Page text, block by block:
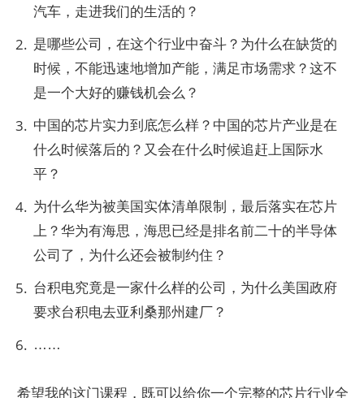
汽车，走进我们的生活的？
是哪些公司，在这个行业中奋斗？为什么在缺货的
时候，不能迅速地增加产能，满足市场需求？这不
是一个大好的赚钱机会么？
中国的芯片实力到底怎么样？中国的芯片产业是在
什么时候落后的？又会在什么时候追赶上国际水
平？
为什么华为被美国实体清单限制，最后落实在芯片
上？华为有海思，海思已经是排名前二十的半导体
公司了，为什么还会被制约住？
台积电究竟是一家什么样的公司，为什么美国政府
要求台积电去亚利桑那州建厂？
……
希望我的这门课程，既可以给你一个完整的芯片行业全